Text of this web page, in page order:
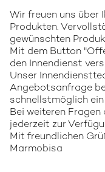
Wir freuen uns über
Produkten.
gewünschten
Mit dem Button
den Innendienst
Unser
Angebotsanfrage
schnellstmöglich
Bei weiteren Fragen
jederzeit zur
Mit freundlichen
Marmobisa